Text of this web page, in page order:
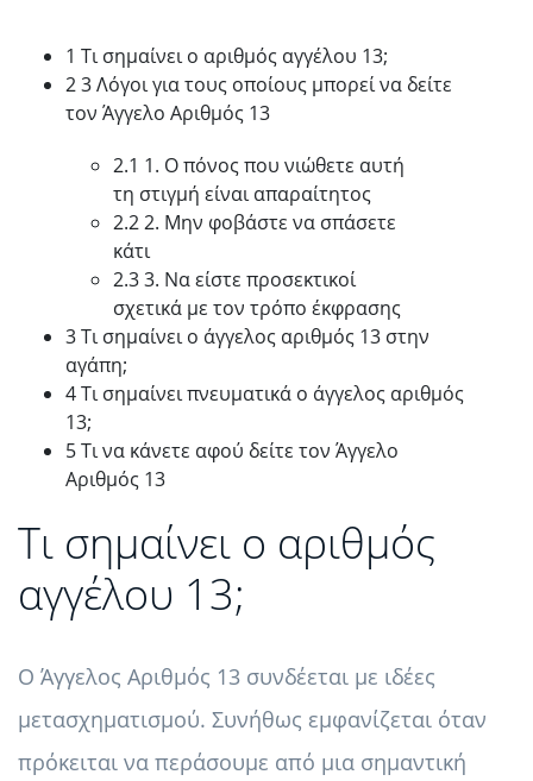
1 Τι σημαίνει ο αριθμός αγγέλου 13;
2 3 Λόγοι για τους οποίους μπορεί να δείτε
τον Άγγελο Αριθμός 13
2.1 1. Ο πόνος που νιώθετε αυτή
τη στιγμή είναι απαραίτητος
2.2 2. Μην φοβάστε να σπάσετε
κάτι
2.3 3. Να είστε προσεκτικοί
σχετικά με τον τρόπο έκφρασης
3 Τι σημαίνει ο άγγελος αριθμός 13 στην
αγάπη;
4 Τι σημαίνει πνευματικά ο άγγελος αριθμός
13;
5 Τι να κάνετε αφού δείτε τον Άγγελο
Αριθμός 13
Τι σημαίνει ο αριθμός
αγγέλου 13;
Ο Άγγελος Αριθμός 13 συνδέεται με ιδέες
μετασχηματισμού. Συνήθως εμφανίζεται όταν
πρόκειται να περάσουμε από μια σημαντική